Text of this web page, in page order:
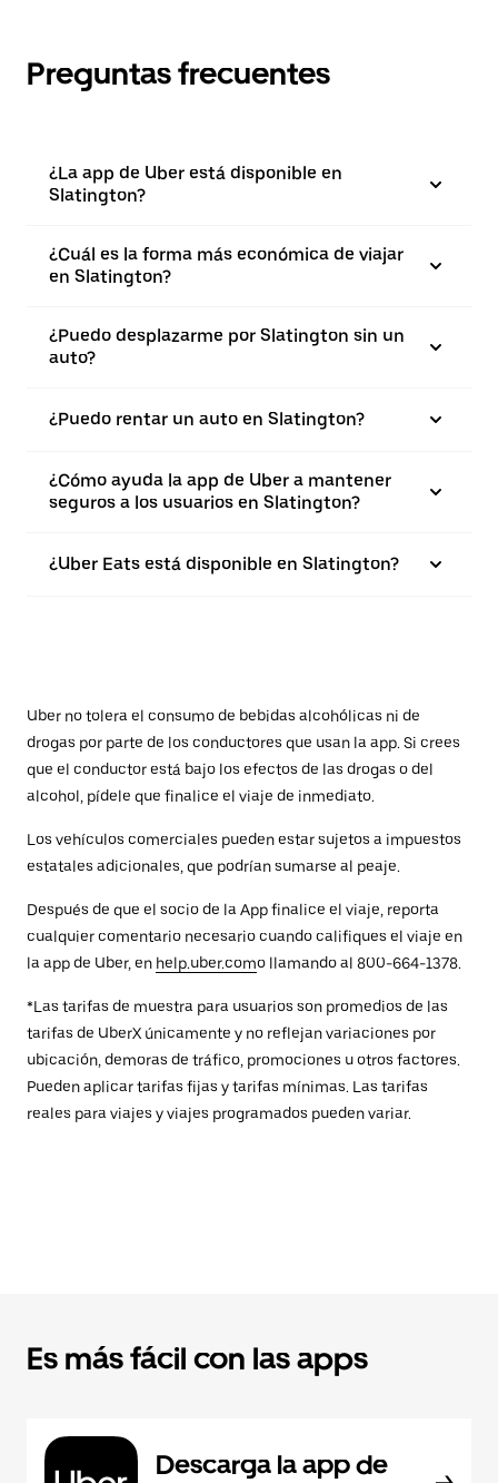
Preguntas frecuentes
¿La app de Uber está disponible en
Slatington?
¿Cuál es la forma más económica de viajar
en Slatington?
¿Puedo desplazarme por Slatington sin un
auto?
¿Puedo rentar un auto en Slatington?
¿Cómo ayuda la app de Uber a mantener
seguros a los usuarios en Slatington?
¿Uber Eats está disponible en Slatington?
Uber no tolera el consumo de bebidas alcohólicas ni de
drogas por parte de los conductores que usan la app. Si crees
que el conductor está bajo los efectos de las drogas o del
alcohol, pídele que finalice el viaje de inmediato.
Los vehículos comerciales pueden estar sujetos a impuestos
estatales adicionales, que podrían sumarse al peaje.
Después de que el socio de la App finalice el viaje, reporta
cualquier comentario necesario cuando califiques el viaje en
la app de Uber, en help.uber.como llamando al 800-664-1378.
*Las tarifas de muestra para usuarios son promedios de las
tarifas de UberX únicamente y no reflejan variaciones por
ubicación, demoras de tráfico, promociones u otros factores.
Pueden aplicar tarifas fijas y tarifas mínimas. Las tarifas
reales para viajes y viajes programados pueden variar.
Es más fácil con las apps
Descarga la app de